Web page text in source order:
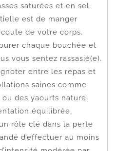
saturées et en sel.
est de manger
de votre corps.
chaque bouchée et
vous sentez rassasié(e).
entre les repas et
saines comme
des yaourts nature.
équilibrée,
rôle clé dans la perte
d’effectuer au moins